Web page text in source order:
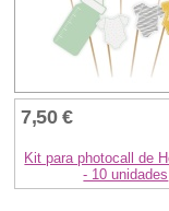
7,50 €
Kit para photocall de
- 10 unidades